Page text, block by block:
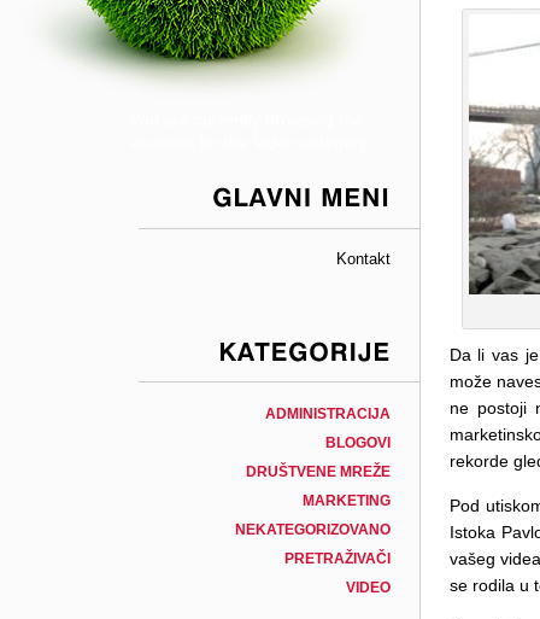
Kontakt
ADMINISTRACIJA
BLOGOVI
DRUŠTVENE MREŽE
MARKETING
NEKATEGORIZOVANO
PRETRAŽIVAČI
VIDEO
Da li vas
može
ne postoji
rekorde
Pod
Istoka
vašeg
se rodila u